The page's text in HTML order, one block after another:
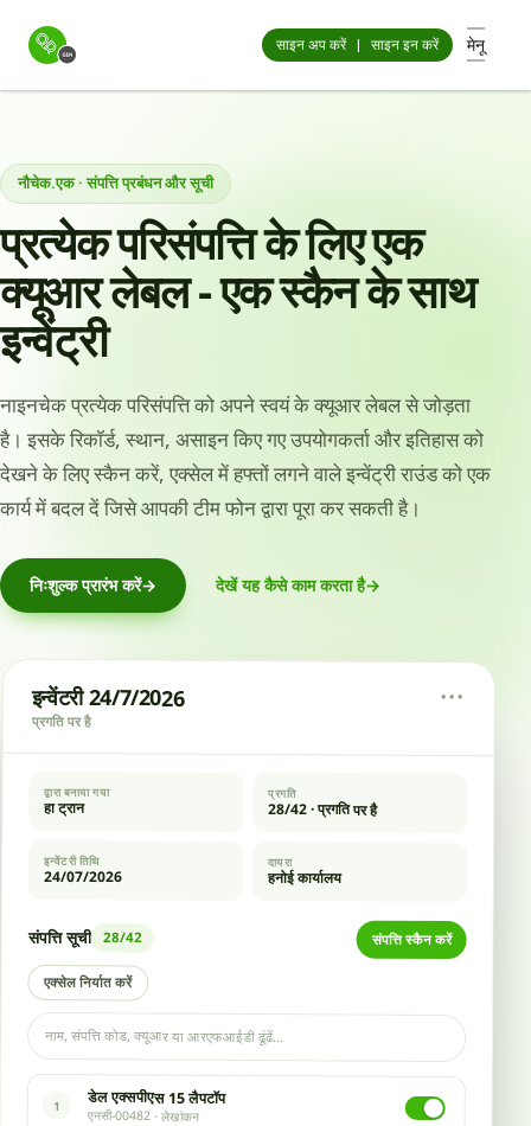
साइन अप करें| साइन इन करें मेनू
नौचेक.एक · संपत्ति प्रबंधन और सूची
प्रत्येक परिसंपत्ति के लिए एक
क्यूआर लेबल - एक स्कैन के साथ
इन्वेंट्री
नाइनचेक प्रत्येक परिसंपत्ति को अपने स्वयं के क्यूआर लेबल से जोड़ता
है। इसके रिकॉर्ड, स्थान, असाइन किए गए उपयोगकर्ता और इतिहास को
देखने के लिए स्कैन करें, एक्सेल में हफ्तों लगने वाले इन्वेंट्री राउंड को एक
कार्य में बदल दें जिसे आपकी टीम फोन द्वारा पूरा कर सकती है।
निःशुल्क प्रारंभ करें→ देखें यह कैसे काम करता है→
इन्वेंटरी 24/7/2026
प्रगति पर है
•••
द्वारा बनाया गया
हा ट्रान
प्रगति
28/42 · प्रगति पर है
इन्वेंटरी तिथि
24/07/2026
दायरा
हनोई कार्यालय
संपत्ति सूची 28/42 संपत्ति स्कैन करें
एक्सेल निर्यात करें
नाम, संपत्ति कोड, क्यूआर या आरएफआईडी ढूंढें...
1 डेल एक्सपीएस 15 लैपटॉप
एनसी-00482 · लेखांकन